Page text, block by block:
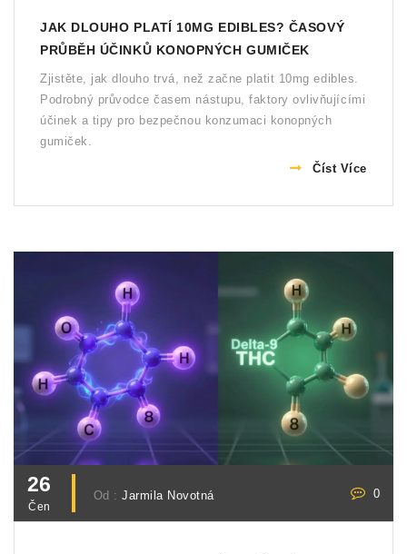
JAK DLOUHO PLATÍ 10MG EDIBLES? ČASOVÝ
PRŮBĚH ÚČINKŮ KONOPNÝCH GUMIČEK
Zjistěte, jak dlouho trvá, než začne platit 10mg edibles.
Podrobný průvodce časem nástupu, faktory ovlivňujícími
účinek a tipy pro bezpečnou konzumaci konopných
gumiček.
Číst Více
26
Čen
Od :Jarmila Novotná 0